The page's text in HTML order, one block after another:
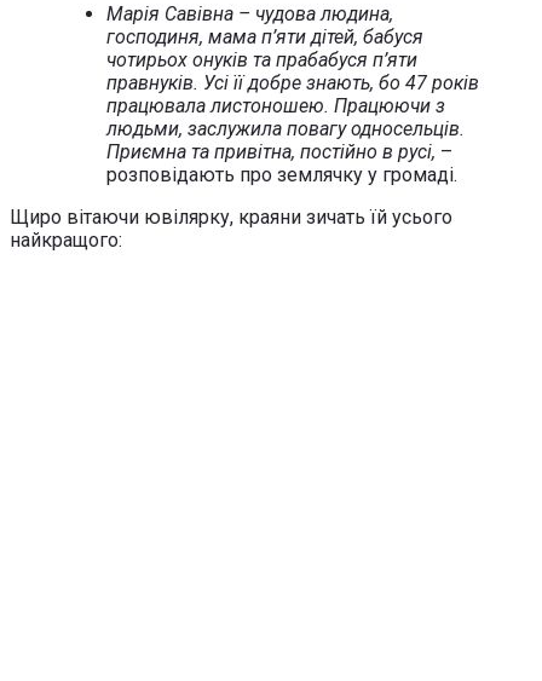
Марія Савівна – чудова людина,
господиня, мама п’яти дітей, бабуся
чотирьох онуків та прабабуся п’яти
правнуків. Усі її добре знають, бо 47 років
працювала листоношею. Працюючи з
людьми, заслужила повагу односельців.
Приємна та привітна, постійно в русі, –
розповідають про землячку у громаді.
Щиро вітаючи ювілярку, краяни зичать їй усього
найкращого: